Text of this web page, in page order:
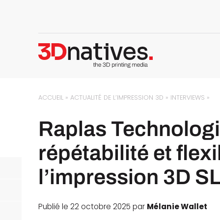
ACCUEIL »ACTUALITÉ DE L’IMPRESSION 3D » INTERVIEWS »
Raplas
répétabilité et
l’impression 3D
Publié le 22 octobre 2025 par Mélanie Wallet